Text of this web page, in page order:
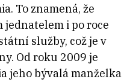
To znamená, že
i po roce
služby, což je v
Od roku 2009 je
jeho bývalá manželka